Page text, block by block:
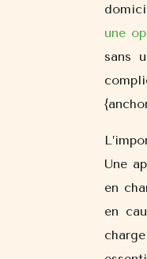
une
sans
Une
en
en